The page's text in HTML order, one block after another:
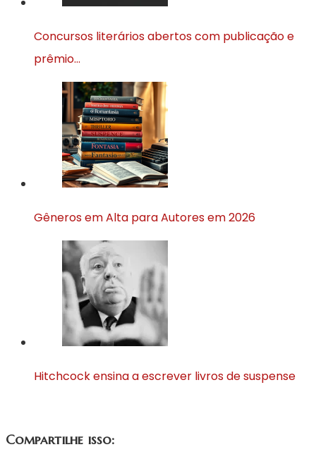
Concursos literários abertos com publicação e
prêmio…
Gêneros em Alta para Autores em 2026
Hitchcock ensina a escrever livros de suspense
Compartilhe isso: